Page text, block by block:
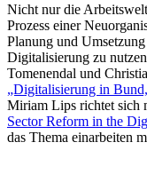
Nicht nur die
Prozess einer
Planung und
Digitalisierung zu
Tomenendal und
„Digitalisierung in
Miriam Lips richtet sich
Sector Reform in the
das Thema einarbeiten